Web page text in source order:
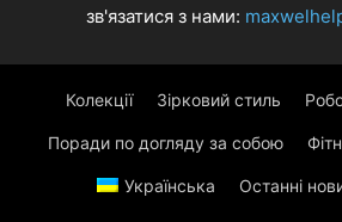
зв'язатися з нами:
Колекції Зірковий стиль
Поради по догляду за собою
Українська Останні